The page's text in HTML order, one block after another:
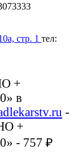
стр. 1 тел:
+
в
-
+
- 757 ₽